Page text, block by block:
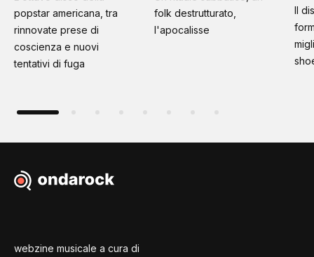
popstar americana, tra
rinnovate prese di
coscienza e nuovi
tentativi di fuga
folk destrutturato,
l'apocalisse
Il
webzine musicale a cura di